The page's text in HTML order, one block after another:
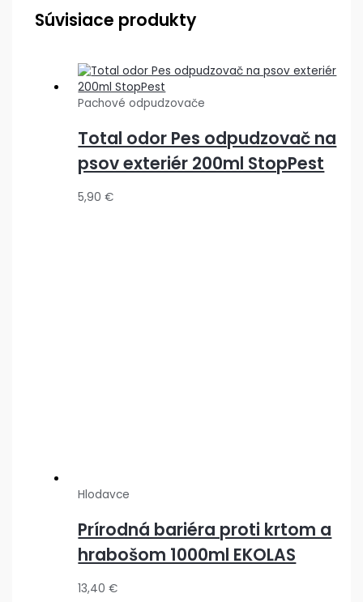
Súvisiace produkty
Pachové odpudzovače
Total odor Pes odpudzovač na
psov exteriér 200ml StopPest
5,90€
Hlodavce
Prírodná bariéra proti krtom a
hrabošom 1000ml EKOLAS
13,40€